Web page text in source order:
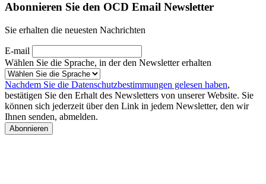
Abonnieren Sie den OCD Email Newsletter
Sie erhalten die neuesten Nachrichten
E-mail
Wählen Sie die Sprache, in der den Newsletter erhalten
Nachdem Sie die Datenschutzbestimmungen gelesen haben,
bestätigen Sie den Erhalt des Newsletters von unserer Website. Sie
können sich jederzeit über den Link in jedem Newsletter, den wir
Ihnen senden, abmelden.